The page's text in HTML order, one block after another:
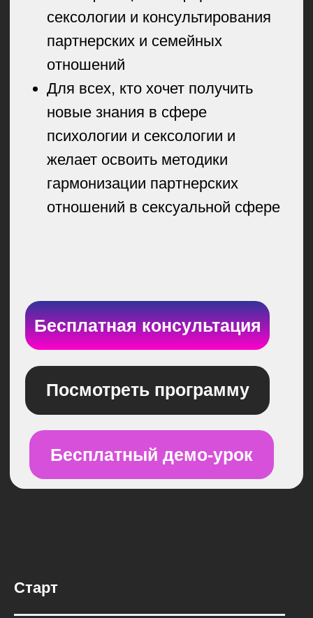
Посмотреть программу
Бесплатный демо-урок
Старт